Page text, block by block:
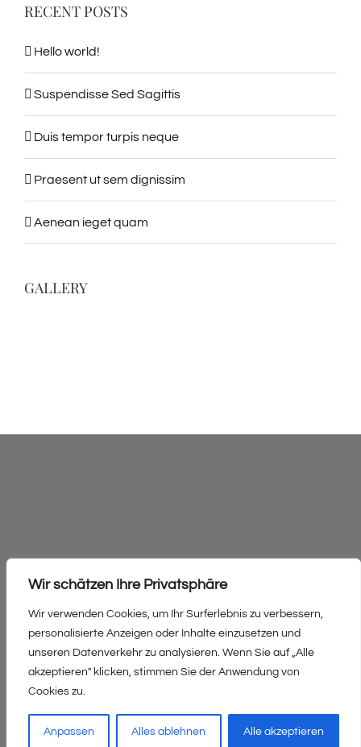
Wir schätzen Ihre Privatsphäre
Wir verwenden Cookies, um Ihr Surferlebnis zu verbessern,
personalisierte Anzeigen oder Inhalte einzusetzen und
unseren Datenverkehr zu analysieren. Wenn Sie auf „Alle
akzeptieren" klicken, stimmen Sie der Anwendung von
Cookies zu.
Anpassen Alles ablehnen Alle akzeptieren
RECENT POSTS
Hello world!
Suspendisse Sed Sagittis
Duis tempor turpis neque
Praesent ut sem dignissim
Aenean ieget quam
GALLERY
Mitteldorf 312/2, 6886 Schoppernau
Tel: +43 5515 2396
Email: info@familienbauernhof-kohler.at